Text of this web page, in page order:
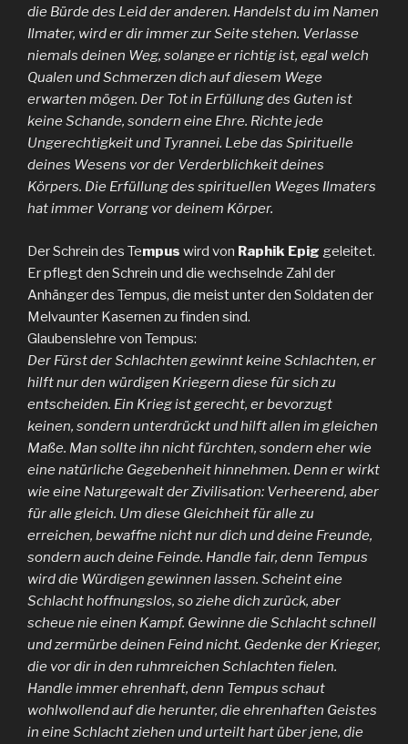
die Bürde des Leid der anderen. Handelst du im Namen
Ilmater, wird er dir immer zur Seite stehen. Verlasse
niemals deinen Weg, solange er richtig ist, egal welch
Qualen und Schmerzen dich auf diesem Wege
erwarten mögen. Der Tot in Erfüllung des Guten ist
keine Schande, sondern eine Ehre. Richte jede
Ungerechtigkeit und Tyrannei. Lebe das Spirituelle
deines Wesens vor der Verderblichkeit deines
Körpers. Die Erfüllung des spirituellen Weges Ilmaters
hat immer Vorrang vor deinem Körper.
Der Schrein des Tempus wird von Raphik Epig geleitet.
Er pflegt den Schrein und die wechselnde Zahl der
Anhänger des Tempus, die meist unter den Soldaten der
Melvaunter Kasernen zu finden sind.
Glaubenslehre von Tempus:
Der Fürst der Schlachten gewinnt keine Schlachten, er
hilft nur den würdigen Kriegern diese für sich zu
entscheiden. Ein Krieg ist gerecht, er bevorzugt
keinen, sondern unterdrückt und hilft allen im gleichen
Maße. Man sollte ihn nicht fürchten, sondern eher wie
eine natürliche Gegebenheit hinnehmen. Denn er wirkt
wie eine Naturgewalt der Zivilisation: Verheerend, aber
für alle gleich. Um diese Gleichheit für alle zu
erreichen, bewaffne nicht nur dich und deine Freunde,
sondern auch deine Feinde. Handle fair, denn Tempus
wird die Würdigen gewinnen lassen. Scheint eine
Schlacht hoffnungslos, so ziehe dich zurück, aber
scheue nie einen Kampf. Gewinne die Schlacht schnell
und zermürbe deinen Feind nicht. Gedenke der Krieger,
die vor dir in den ruhmreichen Schlachten fielen.
Handle immer ehrenhaft, denn Tempus schaut
wohlwollend auf die herunter, die ehrenhaften Geistes
in eine Schlacht ziehen und urteilt hart über jene, die